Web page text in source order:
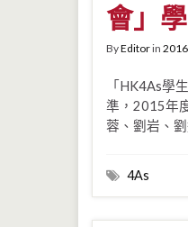
會」
ByEditorin
「HK4As學
準，2015年
蓉、劉岩、
4As